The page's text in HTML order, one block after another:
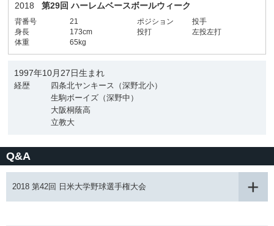
2018 第29回 ハーレムベースボールウィーク
背番号 21 ポジション
投手
身長
173cm 投打
左投左打
体重
65kg
1997年10月27日生まれ
経歴
四条北ヤンキース（深野北小）
生駒ボーイズ（深野中）
大阪桐蔭高
立教大
Q&A
2018 第42回 日米大学野球選手権大会